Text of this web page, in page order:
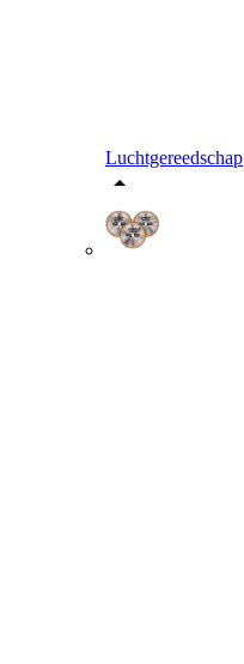
Luchtgereedschap